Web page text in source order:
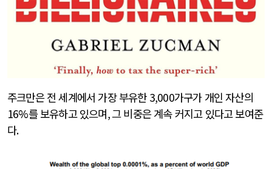
주크만은 전 세계에서 가장 부유한 3,000가구가 개인 자산의
16%를 보유하고 있으며,그 비중은 계속 커지고 있다고 보여준
다.